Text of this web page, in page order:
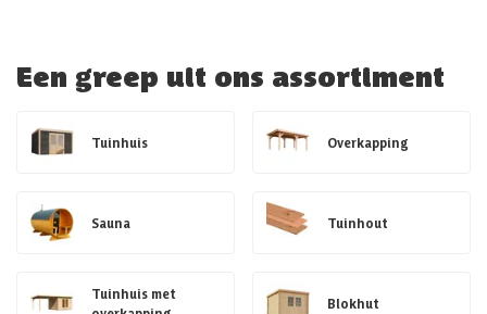
Een greep uit ons assortiment
Tuinhuis Overkapping
Sauna Tuinhout
Tuinhuis met
Blokhut